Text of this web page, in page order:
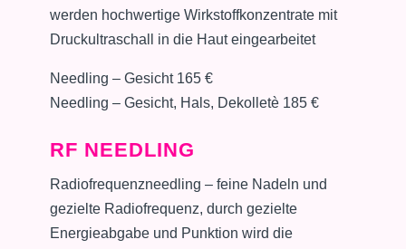
werden hochwertige Wirkstoffkonzentrate mit
Druckultraschall in die Haut eingearbeitet
Needling – Gesicht 165 €
Needling – Gesicht, Hals, Dekolletè 185 €
RF NEEDLING
Radiofrequenzneedling – feine Nadeln und
gezielte Radiofrequenz, durch gezielte
Energieabgabe und Punktion wird die